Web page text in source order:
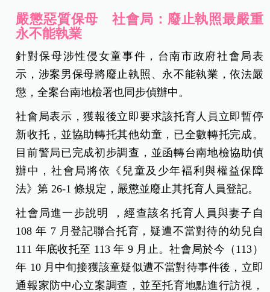
嚴懲惡質保母 社會局：廢止執照最嚴重
永不能執業
針對保母涉性侵女童事件，台南市政府社會局表
示，涉案男保母將廢止執照、永不能執業，依法嚴
懲，全案台南地檢署也同步偵辦中。
社會局表示，獲報後立即要求該托育人員立即暫停
新收托，並協助轉托其他幼童，已全數轉托完成。
目前警局已完成初步調查，並函轉台南地檢協助偵
辦中，社會局將依《兒童及少年褔利與權益保障
法》第 26-1 條規定，嚴懲並廢止其托育人員登記。
社會局進一步說明 ，經查該名托育人員與妻子自
108 年 7 月登記聯合托育，疑遭不當對待的幼兒自
111 年底收托至 113 年 9 月止。社會局於今（113）
年 10 月中旬接獲該童疑似遭不當對待事件後，立即
通報家防中心立案調查，並至托育地點進行訪視，